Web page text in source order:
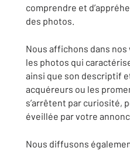
comprendre et
des photos.
Nous affichons dans nos
les photos qui
ainsi que son descriptif
acquéreurs ou les
s’arrêtent par curiosité,
éveillée par votre
Nous diffusons